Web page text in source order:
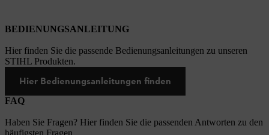
BEDIENUNGSANLEITUNG
Hier finden Sie die passende Bedienungsanleitungen zu unseren
STIHL Produkten.
Hier Bedienungsanleitungen finden
FAQ
Haben Sie Fragen? Hier finden Sie die passenden Antworten zu den
häufigsten Fragen.